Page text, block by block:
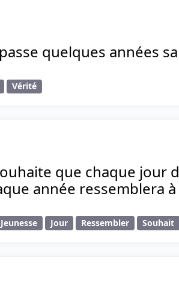
quelques années
Vérité
que chaque jour
année ressemblera
Jeunesse Jour Ressembler Souhait